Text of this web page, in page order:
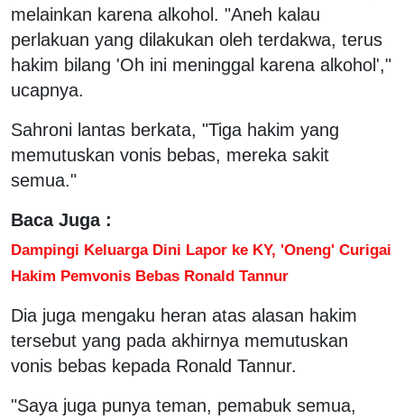
melainkan karena alkohol. "Aneh kalau
perlakuan yang dilakukan oleh terdakwa, terus
hakim bilang 'Oh ini meninggal karena alkohol',"
ucapnya.
Sahroni lantas berkata, "Tiga hakim yang
memutuskan vonis bebas, mereka sakit
semua."
Baca Juga :
Dampingi Keluarga Dini Lapor ke KY, 'Oneng' Curigai
Hakim Pemvonis Bebas Ronald Tannur
Dia juga mengaku heran atas alasan hakim
tersebut yang pada akhirnya memutuskan
vonis bebas kepada Ronald Tannur.
"Saya juga punya teman, pemabuk semua,